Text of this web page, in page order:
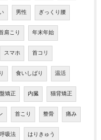
男性 ぎっくり腰
肩こり 年末年始
スマホ 首コリ
食いしばり 温活
矯正 内臓 猫背矯正
首こり 整骨 痛み
呼吸法 はりきゅう